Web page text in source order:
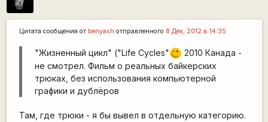
Цитата сообщения от benyash отправленного 8 Дек, 2012 в 14:35
"Жизненный цикл" ("Life Cycles" ;)
2010 Канада -
не смотрел. Фильм о реальных байкерских
трюках, без использования компьютерной
графики и дублёров
Там, где трюки - я бы вывел в отдельную категорию.